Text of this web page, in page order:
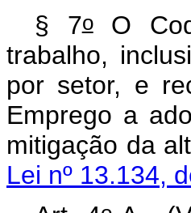
§ 7oO
trabalho,
por setor, e
Emprego a
mitigação
Lei nº 13.134,